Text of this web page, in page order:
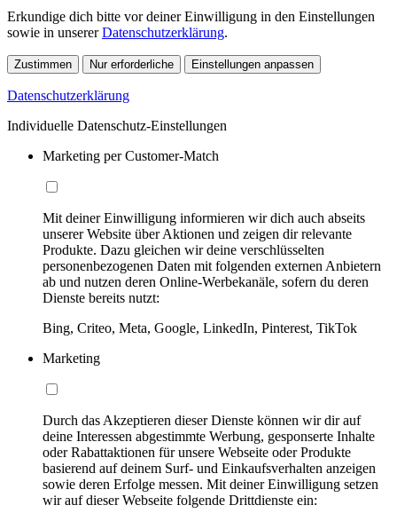
Erkundige dich bitte vor deiner Einwilligung in den Einstellungen
sowie in unsererDatenschutzerklärung.
Zustimmen Nur erforderliche Einstellungen anpassen
Datenschutzerklärung
Individuelle Datenschutz-Einstellungen
Marketing per Customer-Match
Mit deiner Einwilligung informieren wir dich auch abseits
unserer Website über Aktionen und zeigen dir relevante
Produkte. Dazu gleichen wir deine verschlüsselten
personenbezogenen Daten mit folgenden externen Anbietern
ab und nutzen deren Online-Werbekanäle, sofern du deren
Dienste bereits nutzt:
Bing, Criteo, Meta, Google, LinkedIn, Pinterest, TikTok
Marketing
Durch das Akzeptieren dieser Dienste können wir dir auf
deine Interessen abgestimmte Werbung, gesponserte Inhalte
oder Rabattaktionen für unsere Webseite oder Produkte
basierend auf deinem Surf- und Einkaufsverhalten anzeigen
sowie deren Erfolge messen. Mit deiner Einwilligung setzen
wir auf dieser Webseite folgende Drittdienste ein: